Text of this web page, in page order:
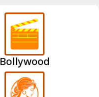
Bollywood